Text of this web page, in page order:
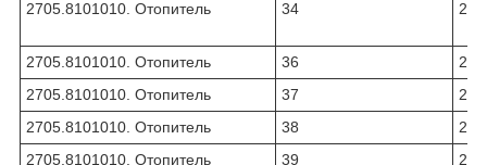
2705.8101010. Отопитель
34
2705.8101010. Отопитель 36
2705.8101010. Отопитель
37
2705.8101010. Отопитель
38
2705.8101010. Отопитель
39